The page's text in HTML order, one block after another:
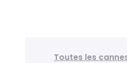
Toutes les